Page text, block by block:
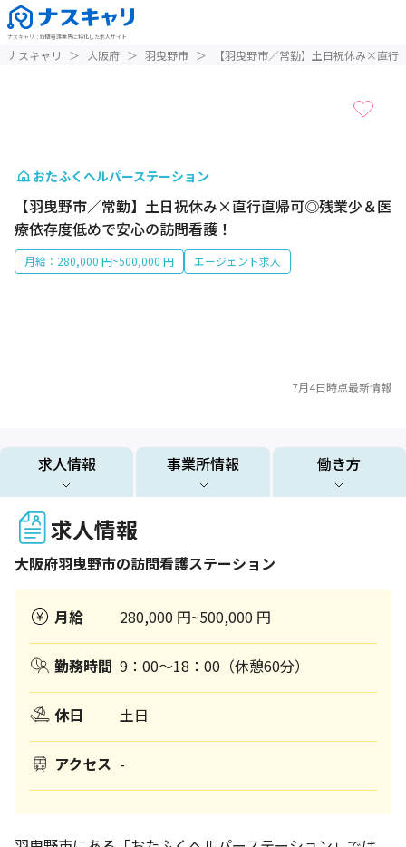
ナスキャリ ： 訪問看護業界に特化した求人サイト
ナスキャリ ＞ 大阪府 ＞ 羽曳野市 ＞ 【羽曳野市／常勤】土日祝休み×直
おたふくヘルパーステーション
【羽曳野市／常勤】土日祝休み×直行直帰可◎残業少＆医
療依存度低めで安心の訪問看護！
月給：280,000 円~500,000 円 エージェント求人
7月4日時点最新情報
求人情報 事業所情報 働き方
求人情報
大阪府羽曳野市の訪問看護ステーション
月給 280,000 円~500,000 円
勤務時間 9：00～18：00（休憩60分）
休日 土日
アクセス -